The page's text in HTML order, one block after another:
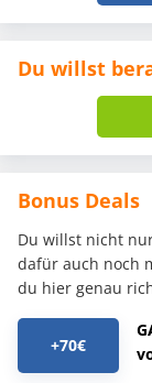
Du willst
Bonus Deals
Du willst nicht
dafür auch noch
du hier genau
+70€